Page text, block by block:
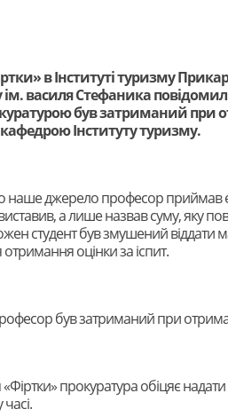
в Інституті туризму
ім. василя Стефаника
був затриманий при
Інституту туризму.
наше джерело професор приймав
а лише назвав суму, яку
студент був змушений
оцінки за іспит.
був затриманий при
прокуратура обіцяє